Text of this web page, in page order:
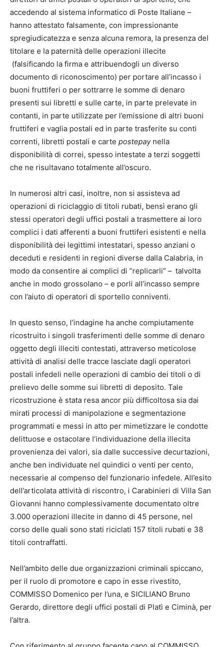
accedendo al sistema informatico di Poste Italiane –
hanno attestato falsamente, con impressionante
spregiudicatezza e senza alcuna remora, la presenza del
titolare e la paternità delle operazioni illecite
(falsificando la firma e attribuendogli un diverso
documento di riconoscimento) per portare all’incasso i
buoni fruttiferi o per sottrarre le somme di denaro
presenti sui libretti e sulle carte, in parte prelevate in
contanti, in parte utilizzate per l’emissione di altri buoni
fruttiferi e vaglia postali ed in parte trasferite su conti
correnti, libretti postali e carte postepaynella
disponibilità di correi, spesso intestate a terzi soggetti
che ne risultavano totalmente all’oscuro.
In numerosi altri casi, inoltre, non si assisteva ad
operazioni di riciclaggio di titoli rubati, bensì erano gli
stessi operatori degli uffici postali a trasmettere ai loro
complici i dati afferenti a buoni fruttiferi esistenti e nella
disponibilità dei legittimi intestatari, spesso anziani o
deceduti e residenti in regioni diverse dalla Calabria, in
modo da consentire ai complici di “replicarli” – talvolta
anche in modo grossolano – e porli all’incasso sempre
con l’aiuto di operatori di sportello conniventi.
In questo senso, l’indagine ha anche compiutamente
ricostruito i singoli trasferimenti delle somme di denaro
oggetto degli illeciti contestati, attraverso meticolose
attività di analisi delle tracce lasciate dagli operatori
postali infedeli nelle operazioni di cambio dei titoli o di
prelievo delle somme sui libretti di deposito. Tale
ricostruzione è stata resa ancor più difficoltosa sia dai
mirati processi di manipolazione e segmentazione
programmati e messi in atto per mimetizzare le condotte
delittuose e ostacolare l’individuazione della illecita
provenienza dei valori, sia dalle successive decurtazioni,
anche ben individuate nel quindici o venti per cento,
necessarie al compenso del funzionario infedele. All’esito
dell’articolata attività di riscontro, i Carabinieri di Villa San
Giovanni hanno complessivamente documentato oltre
3.000 operazioni illecite in danno di 45 persone, nel
corso delle quali sono stati riciclati 157 titoli rubati e 38
titoli contraffatti.
Nell’ambito delle due organizzazioni criminali spiccano,
per il ruolo di promotore e capo in esse rivestito,
COMMISSO Domenico per l’una, e SICILIANO Bruno
Gerardo, direttore degli uffici postali di Platì e Ciminà, per
l’altra.